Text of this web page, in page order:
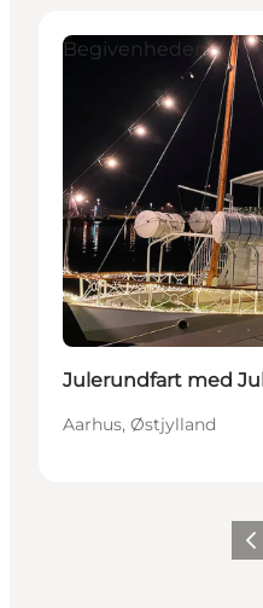
Begivenheder
Julerundfart med
Aarhus, Østjylland